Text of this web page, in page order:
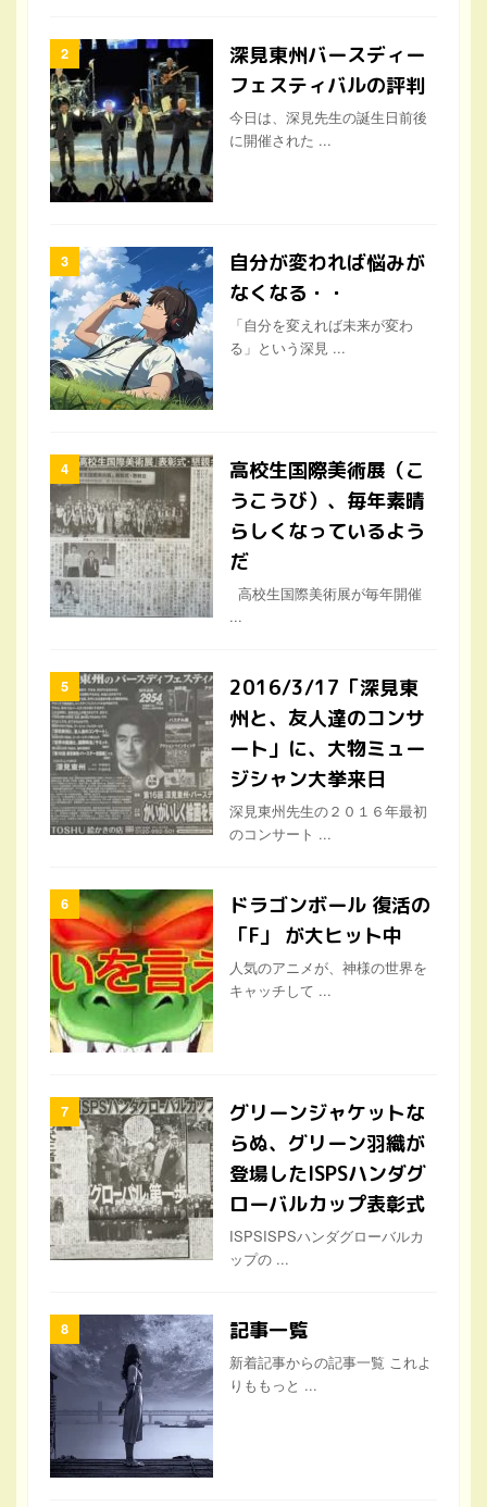
深見東州バースディー
フェスティバルの評判
今日は、深見先生の誕生日前後
に開催された ...
自分が変われば悩みが
なくなる・・
「自分を変えれば未来が変わ
る」という深見 ...
高校生国際美術展（こ
うこうび）、毎年素晴
らしくなっているよう
だ
高校生国際美術展が毎年開催
...
2016/3/17「深見東
州と、友人達のコンサ
ート」に、大物ミュー
ジシャン大挙来日
深見東州先生の２０１６年最初
のコンサート ...
ドラゴンボール 復活の
「F」 が大ヒット中
人気のアニメが、神様の世界を
キャッチして ...
グリーンジャケットな
らぬ、グリーン羽織が
登場したISPSハンダグ
ローバルカップ表彰式
ISPSISPSハンダグローバルカ
ップの ...
記事一覧
新着記事からの記事一覧 これよ
りももっと ...